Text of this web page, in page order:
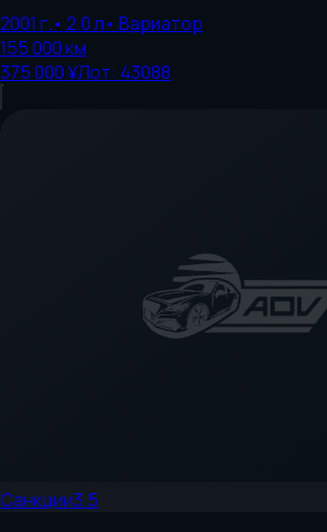
2001 г.• 2.0л• Вариатор
155 000км
375 000 ¥Лот: 43088
Санкции3.5